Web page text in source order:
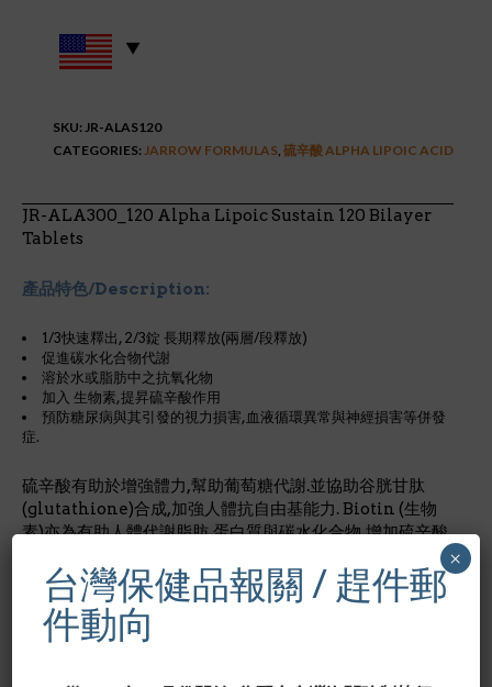
SKU:JR-ALAS120
CATEGORIES:JARROW FORMULAS, 硫辛酸 ALPHA LIPOIC ACID
JR-ALA300_120 Alpha Lipoic Sustain 120 Bilayer
Tablets
產品特色/Description:
1/3快速釋出, 2/3錠 長期釋放(兩層/段釋放)
促進碳水化合物代謝
溶於水或脂肪中之抗氧化物
加入 生物素,提昇硫辛酸作用
預防糖尿病與其引發的視力損害,血液循環異常與神經損害等併發
症.
硫辛酸有助於增強體力,幫助葡萄糖代謝.並協助谷胱甘肽
(glutathione)合成,加強人體抗自由基能力. Biotin (生物
素)亦為有助人體代謝脂肪,蛋白質與碳水化合物,增加硫辛酸
對人體效果.兩段釋放,減少高劑量產品對胃的負擔,及維持血
糖穩定性.
*製藥廠等級*素食可使用
台灣保健品報關 / 趕件郵
件動向
×